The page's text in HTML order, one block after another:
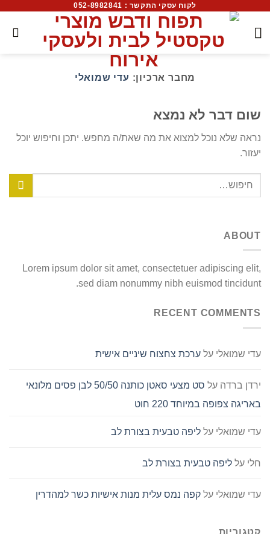
לקוח עסקי התקשר : 052-8982841
מחבר ארכיון: עדי שמואלי
שום דבר לא נמצא
נראה שלא נוכל למצוא את מה שאת/ה מחפש. יתכן וחיפוש יוכל
יעזור.
ABOUT
Lorem ipsum dolor sit amet, consectetuer adipiscing elit,
sed diam nonummy nibh euismod tincidunt.
RECENT COMMENTS
עדי שמואלי על ערכת צחצוח שיניים אישית
ירדן ברדה על
סט מצעי סאטן כותנה 50/50 לבן פסים מלונאי
באריגה צפופה במיוחד 220 חוט
עדי שמואלי על ליפה טבעית בצורת לב
חלי על ליפה טבעית בצורת לב
עדי שמואלי על קפה נמס עלית מנות אישיות כשר למהדרין
קטגוריות